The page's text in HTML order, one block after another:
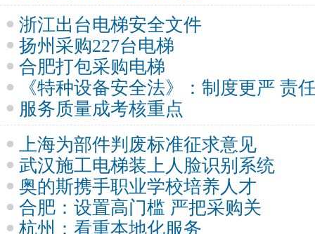
浙江出台电梯安全文件
扬州采购227台电梯
合肥打包采购电梯
《特种设备安全法》：制度更严 责
服务质量成考核重点
上海为部件判废标准征求意见
武汉施工电梯装上人脸识别系统
奥的斯携手职业学校培养人才
合肥：设置高门槛 严把采购关
杭州：看重本地化服务